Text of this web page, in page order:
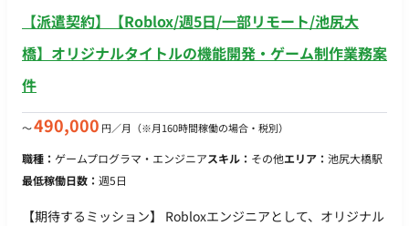
分析、分析結果に基づいた改善 テスト環境の整備： 自動テスト
の環境整備とテストケースの拡充 業務効率化： 開発環境改善の
継続的改善 チームの取り組み： 開発チームとしての知見共有や
技術ブログ等での情報発信 ■主に利用している技術 開発言語：
Swift（iOS）、Kotlin（Android） アーキテクチャ： MVVM、
Clean Architectureなど UIフレームワーク：
SwiftUI/UIKit（iOS）、Jetpack
CoreData（iOS）、Room（Android）、Realm 非同期処理：
【派遣契約】【Roblox/週5日/一部リモート/池尻大
橋】オリジナルタイトルの機能開発・ゲーム制作業務案
件
〜490,000 円／月 （※月160時間稼働の場合・税別）
職種： ゲームプログラマ・エンジニアスキル： その他エリア： 池尻大橋駅
最低稼働日数： 週5日
【期待するミッション】 Robloxエンジニアとして、オリジナル